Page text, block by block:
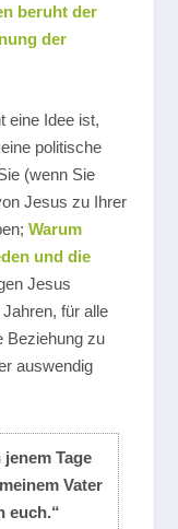
beruht der
der
eine Idee ist,
politische
(wenn Sie
Jesus zu Ihrer
Warum
und die
Jesus
für alle
Beziehung zu
auswendig
jenem Tage
Vater
euch.“